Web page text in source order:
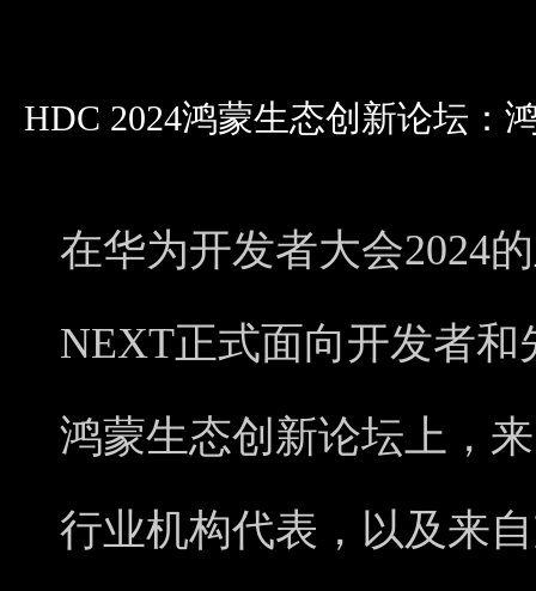
HDC 2024鸿蒙生态创新论坛：
在华为开发者大会2024
NEXT正式面向开发者和
鸿蒙生态创新论坛上，
行业机构代表，以及来